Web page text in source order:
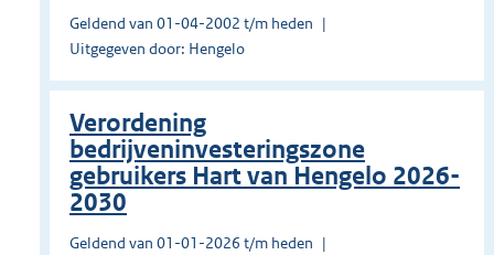
Geldend van 01-04-2002 t/m heden
Uitgegeven door: Hengelo
Verordening
bedrijveninvesteringszone
gebruikers Hart van Hengelo 2026-
2030
Geldend van 01-01-2026 t/m heden